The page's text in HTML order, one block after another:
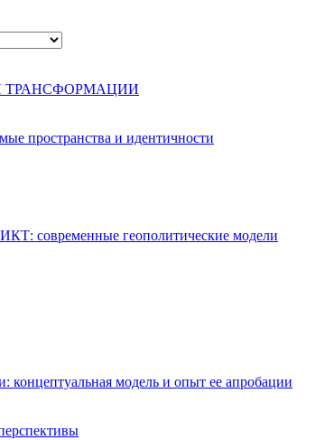
ТРАНСФОРМАЦИИ
пространства и идентичности
современные геополитические модели
концептуальная модель и опыт ее апробации